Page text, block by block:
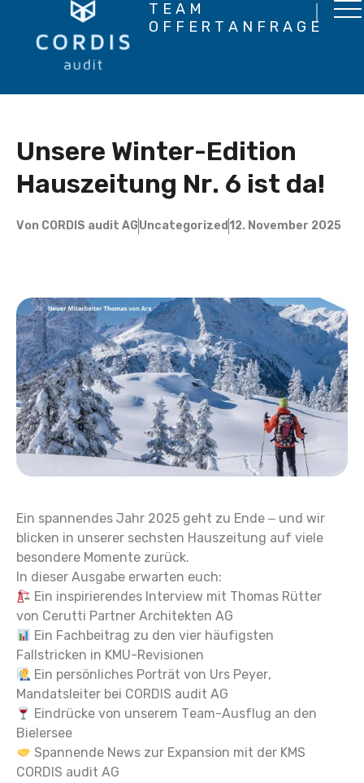
TEAM
OFFERTANFRAGE
Unsere Winter-Edition
Hauszeitung Nr. 6 ist da!
Von CORDIS audit AGUncategorized 12. November 2025
Ein spannendes Jahr 2025 geht zu Ende – und wir
blicken in unserer sechsten Hauszeitung auf viele
besondere Momente zurück.
In dieser Ausgabe erwarten euch:
Ein inspirierendes Interview mit Thomas Rütter
von Cerutti Partner Architekten AG
Ein Fachbeitrag zu den vier häufigsten
Fallstricken in KMU-Revisionen
Ein persönliches Porträt von Urs Peyer,
Mandatsleiter bei CORDIS audit AG
Eindrücke von unserem Team-Ausflug an den
Bielersee
Spannende News zur Expansion mit der KMS
CORDIS audit AG